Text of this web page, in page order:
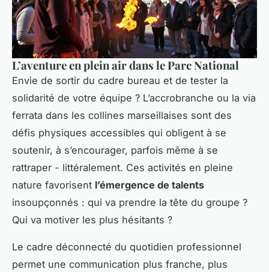
L’aventure en plein air dans le Parc National
Envie de sortir du cadre bureau et de tester la
solidarité de votre équipe ? L’accrobranche ou la via
ferrata dans les collines marseillaises sont des
défis physiques accessibles qui obligent à se
soutenir, à s’encourager, parfois même à se
rattraper - littéralement. Ces activités en pleine
nature favorisent l’émergence de talents
insoupçonnés : qui va prendre la tête du groupe ?
Qui va motiver les plus hésitants ?
Le cadre déconnecté du quotidien professionnel
permet une communication plus franche, plus